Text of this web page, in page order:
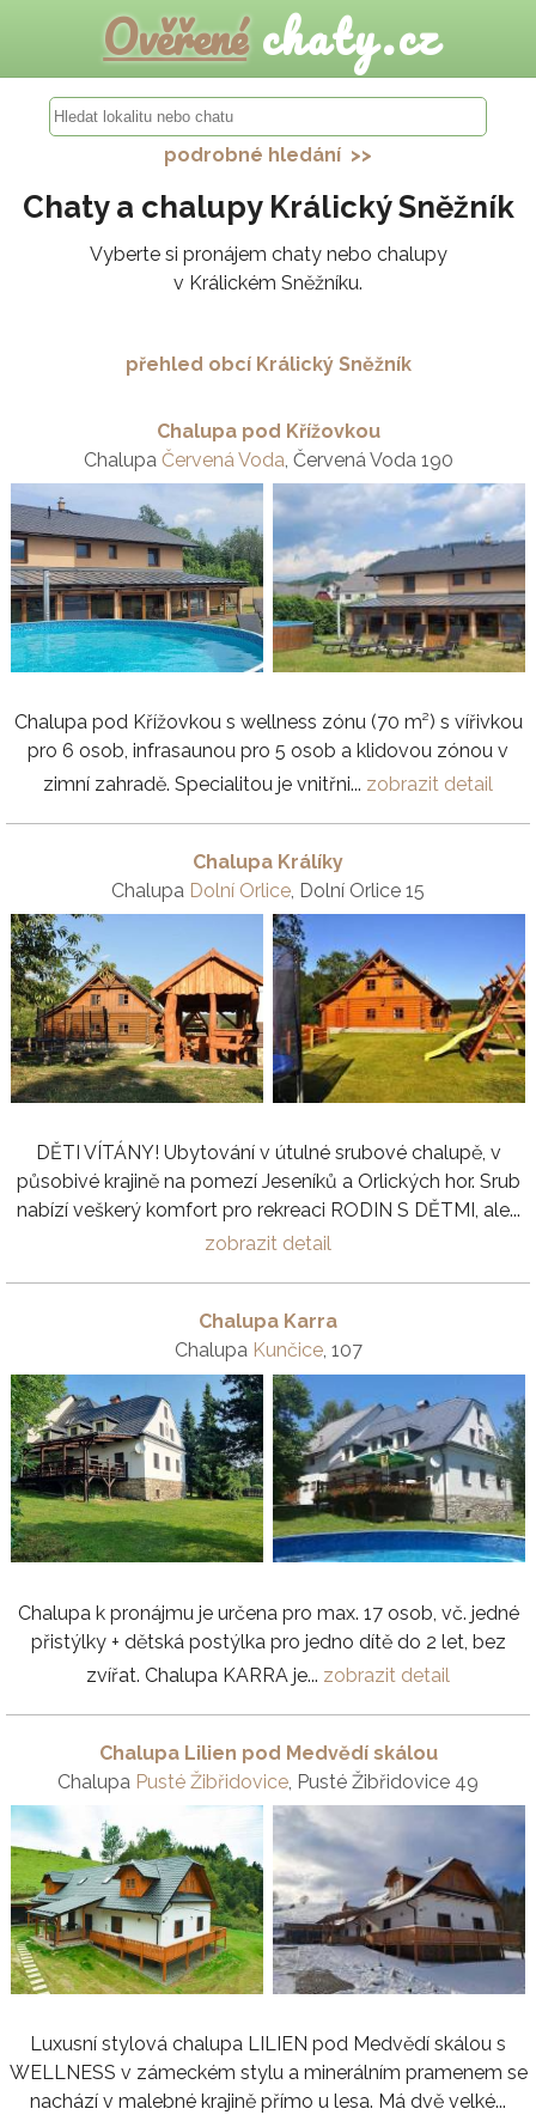
Ověřenéchaty.cz
podrobné hledání >>
Chaty a chalupy Králický Sněžník
Vyberte si pronájem chaty nebo chalupy
v Králickém Sněžníku.
přehled obcí Králický Sněžník
Chalupa pod Křížovkou
Chalupa Červená Voda, Červená Voda 190
Chalupa pod Křížovkou s wellness zónu (70 m²) s vířivkou
pro 6 osob, infrasaunou pro 5 osob a klidovou zónou v
zimní zahradě. Specialitou je vnitřni... zobrazit detail
Chalupa Králíky
Chalupa Dolní Orlice, Dolní Orlice 15
DĚTI VÍTÁNY! Ubytování v útulné srubové chalupě, v
působivé krajině na pomezí Jeseníků a Orlických hor. Srub
nabízí veškerý komfort pro rekreaci RODIN S DĚTMI, ale...
zobrazit detail
Chalupa Karra
Chalupa Kunčice, 107
Chalupa k pronájmu je určena pro max. 17 osob, vč. jedné
přistýlky + dětská postýlka pro jedno dítě do 2 let, bez
zvířat. Chalupa KARRA je... zobrazit detail
Chalupa Lilien pod Medvědí skálou
Chalupa Pusté Žibřidovice , Pusté Žibřidovice 49
Luxusní stylová chalupa LILIEN pod Medvědí skálou s
WELLNESS v zámeckém stylu a minerálním pramenem se
nachází v malebné krajině přímo u lesa. Má dvě velké...